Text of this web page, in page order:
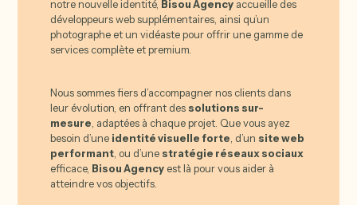
notre nouvelle identité, Bisou Agencyaccueille des
développeurs web supplémentaires, ainsi qu’un
photographe et un vidéaste pour offrir une gamme de
services complète et premium.
Nous sommes fiers d’accompagner nos clients dans
leur évolution, en offrant des solutions sur-
mesure, adaptées à chaque projet. Que vous ayez
besoin d’une identité visuelle forte, d’un site web
performant, ou d’une stratégie réseaux sociaux
efficace, Bisou Agencyest là pour vous aider à
atteindre vos objectifs.